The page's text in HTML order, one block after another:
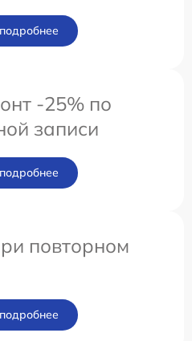
-25% по
записи
повторном